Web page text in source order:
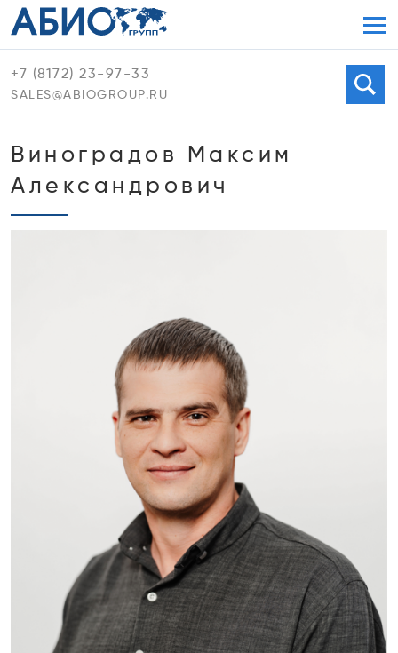
+7 (8172) 23-97-33
SALES@ABIOGROUP.RU
Поиск
Виноградов Максим
Александрович